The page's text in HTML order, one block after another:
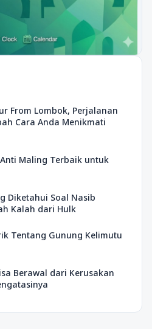
From Lombok, Perjalanan
Cara Anda Menikmati
Maling Terbaik untuk
Diketahui Soal Nasib
Kalah dari Hulk
Tentang Gunung Kelimutu
Berawal dari Kerusakan